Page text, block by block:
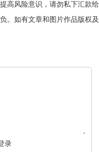
高风险意识，请勿私下汇款给
。如有文章和图片作品版权及
录